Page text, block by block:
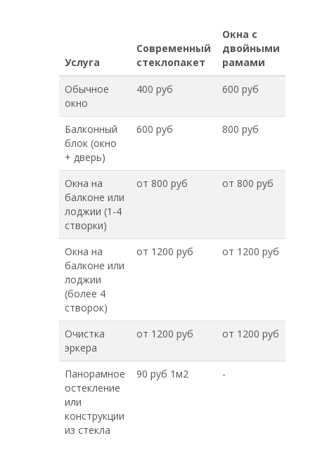
Услуга
Современный
стеклопакет
Окна с
двойными
рамами
Обычное
окно
400 руб 600 руб
Балконный
блок (окно
+ дверь)
600 руб 800 руб
Окна на
балконе или
лоджии (1-4
створки)
от 800 руб от 800 руб
Окна на
балконе или
лоджии
(более 4
створок)
от 1200 руб от 1200 руб
Очистка
эркера
от 1200 руб от 1200 руб
Панорамное
остекление
или
конструкции
из стекла
90 руб 1м2 -